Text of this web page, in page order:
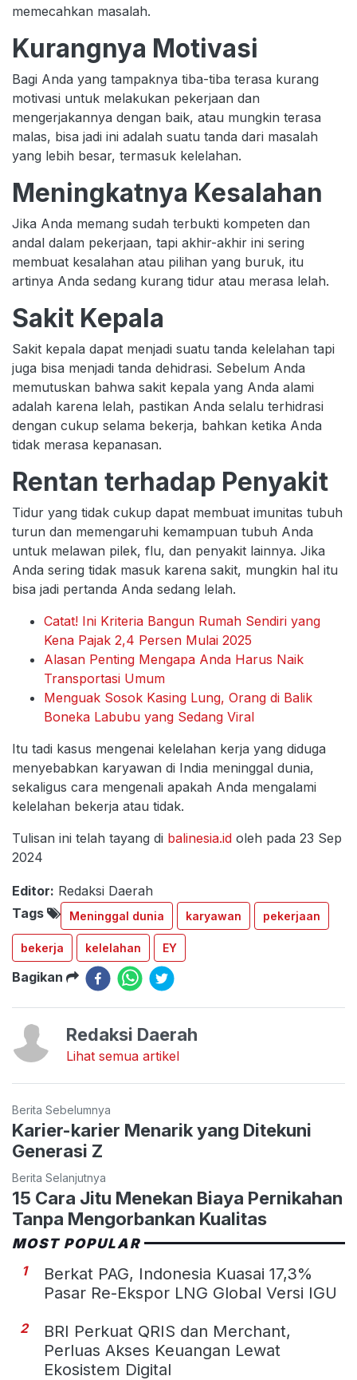
memecahkan masalah.
Kurangnya Motivasi
Bagi Anda yang tampaknya tiba-tiba terasa kurang
motivasi untuk melakukan pekerjaan dan
mengerjakannya dengan baik, atau mungkin terasa
malas, bisa jadi ini adalah suatu tanda dari masalah
yang lebih besar, termasuk kelelahan.
Meningkatnya Kesalahan
Jika Anda memang sudah terbukti kompeten dan
andal dalam pekerjaan, tapi akhir-akhir ini sering
membuat kesalahan atau pilihan yang buruk, itu
artinya Anda sedang kurang tidur atau merasa lelah.
Sakit Kepala
Sakit kepala dapat menjadi suatu tanda kelelahan tapi
juga bisa menjadi tanda dehidrasi. Sebelum Anda
memutuskan bahwa sakit kepala yang Anda alami
adalah karena lelah, pastikan Anda selalu terhidrasi
dengan cukup selama bekerja, bahkan ketika Anda
tidak merasa kepanasan.
Rentan terhadap Penyakit
Tidur yang tidak cukup dapat membuat imunitas tubuh
turun dan memengaruhi kemampuan tubuh Anda
untuk melawan pilek, flu, dan penyakit lainnya. Jika
Anda sering tidak masuk karena sakit, mungkin hal itu
bisa jadi pertanda Anda sedang lelah.
Catat! Ini Kriteria Bangun Rumah Sendiri yang
Kena Pajak 2,4 Persen Mulai 2025
Alasan Penting Mengapa Anda Harus Naik
Transportasi Umum
Menguak Sosok Kasing Lung, Orang di Balik
Boneka Labubu yang Sedang Viral
Itu tadi kasus mengenai kelelahan kerja yang diduga
menyebabkan karyawan di India meninggal dunia,
sekaligus cara mengenali apakah Anda mengalami
kelelahan bekerja atau tidak.
Tulisan ini telah tayang di balinesia.id oleh pada 23 Sep
2024
Editor: Redaksi Daerah
Tags
Meninggal dunia karyawan pekerjaan
bekerja kelelahan EY
Bagikan
Redaksi Daerah
Lihat semua artikel
Berita Sebelumnya
Karier-karier Menarik yang Ditekuni
Generasi Z
Berita Selanjutnya
15 Cara Jitu Menekan Biaya Pernikahan
Tanpa Mengorbankan Kualitas
MOST POPULAR
1
Berkat PAG, Indonesia Kuasai 17,3%
Pasar Re-Ekspor LNG Global Versi IGU
2
BRI Perkuat QRIS dan Merchant,
Perluas Akses Keuangan Lewat
Ekosistem Digital